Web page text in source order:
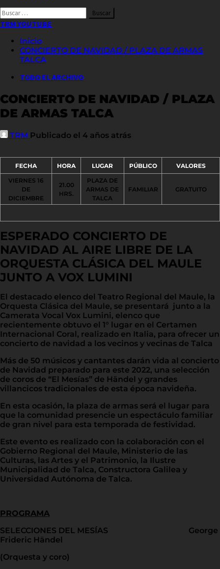
Buscar
por:
TRM YOUTUBE
Inicio
CONCIERTO DE NAVIDAD / PLAZA DE ARMAS
TALCA
TODO EL ARCHIVO
CONCIERTO DE NAVIDAD / PLAZA
DE ARMAS TALCA
TRM Publicado el 4 años atrás
FECHA HORA LUGAR PÚBLICO
VALORES
VIERNES 16
DE
DICIEMBRE
21.00
HRS.
PLAZA DE
ARMAS DE
TALCA
FAMILIAR GRATUITO
ESPERADO CONCIERTO DE
NAVIDAD AL AIRE LIBRE DE LA
ORQUESTA CLÁSICA DEL MAULE
JUNTO A VOX LUMINI
El destacado elenco del Teatro Regional del Maule, la
Orquesta Clásica del Maule, se presentará junto a la
Camerata Vocal Vox Lumini, elenco que
recientemente obtuvo el 1° lugar en el Certamen
Internacional Coral, realizado en Italia, para ofrecer un
concierto de navidad a los vecinos y vecinas de Talca
Más de 50 músicos y cantantes darán vida al concierto
de Navidad preparado para este 2022, una selección
de coros de “El Mesías” de Händel y grandes
villancicos tradicionales de esta época navideña.
En esta ocasión, la plaza de armas será el lugar para
que la comunidad presencie un espectáculo familiar
de gran nivel para esta temporada de festividad.
Este evento es realizado con la colaboración con el
Gobierno Regional del Maule, Ministerio de las
Culturas, las Artes y el Patrimonio, la Ilustre
Municipalidad de Talca, Constructora Galilea y
Universidad Autónoma de Talca.
PROGRAMA
SELECCIONES DEL MESÍAS George
Frideric Händel
(Orquesta y coro)